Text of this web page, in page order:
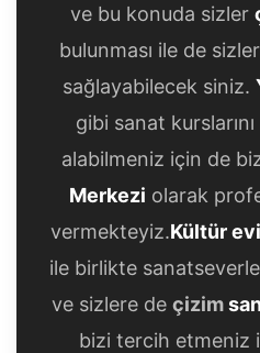
ve bu konuda sizler
bulunması ile de
sağlayabilecek siniz.
gibi sanat
alabilmeniz için de
Merkezi olarak
vermekteyiz.Kültür evi
ile birlikte
ve sizlere de çizim
bizi tercih etmeniz